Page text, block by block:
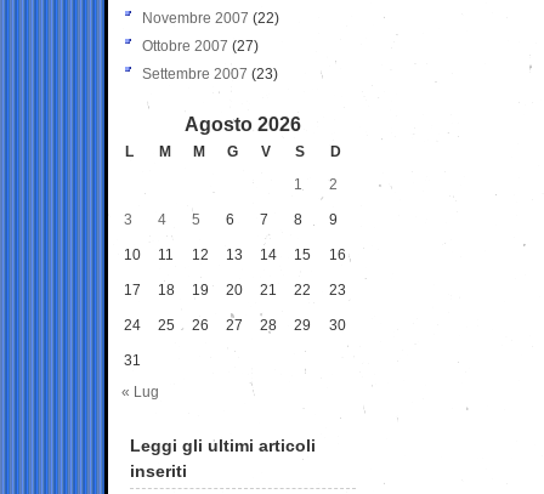
Novembre 2007 (22)
Ottobre 2007 (27)
Settembre 2007 (23)
Agosto 2026
L M M G V S
D
1
2
3 4 5 6 7 8 9
10 11 12 13 14 15 16
17 18 19 20 21 22 23
24 25 26 27 28 29 30
31
« Lug
Leggi gli ultimi articoli
inseriti